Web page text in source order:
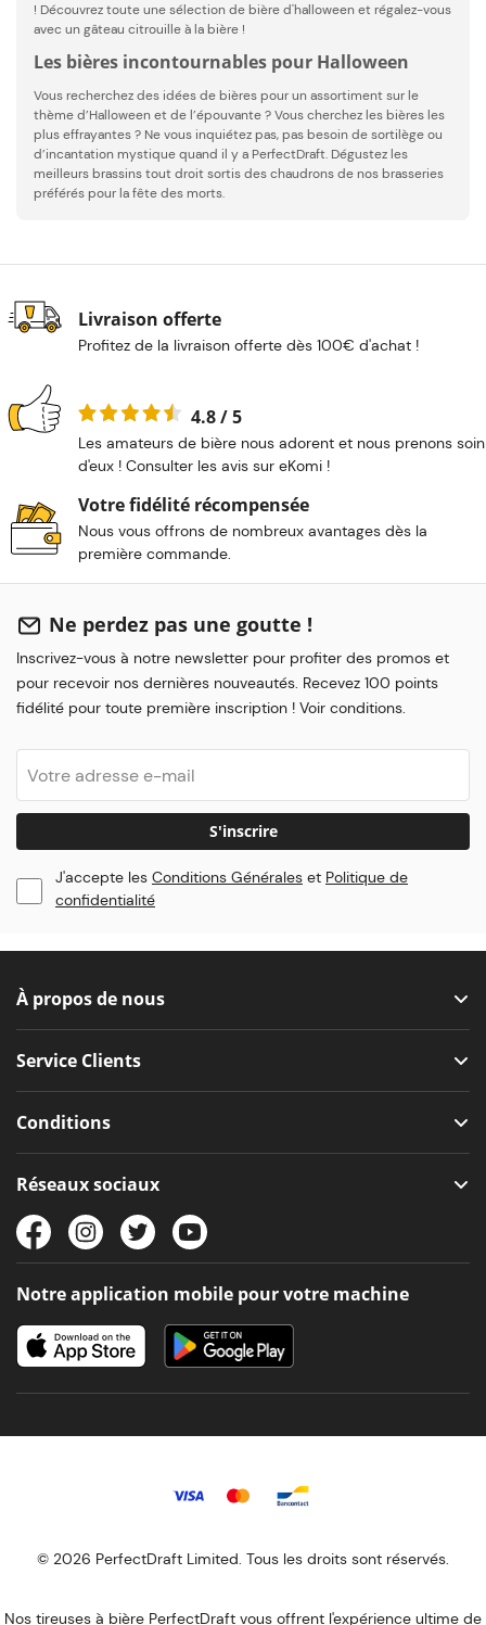
! Découvrez toute une sélection de bière d'halloween et régalez-vous
avec un gâteau citrouille à la bière !
Les bières incontournables pour Halloween
Vous recherchez des idées de bières pour un assortiment sur le
thème d’Halloween et de l’épouvante ? Vous cherchez les bières les
plus effrayantes ? Ne vous inquiétez pas, pas besoin de sortilège ou
d’incantation mystique quand il y a PerfectDraft. Dégustez les
meilleurs brassins tout droit sortis des chaudrons de nos brasseries
préférés pour la fête des morts.
Livraison offerte
Profitez de la livraison offerte dès 100€ d'achat !
4.8 / 5
Les amateurs de bière nous adorent et nous prenons soin
d'eux ! Consulter les avis sur eKomi !
Votre fidélité récompensée
Nous vous offrons de nombreux avantages dès la
première commande.
Ne perdez pas une goutte !
Inscrivez-vous à notre newsletter pour profiter des promos et
pour recevoir nos dernières nouveautés. Recevez 100 points
fidélité pour toute première inscription ! Voir conditions.
S'inscrire
J'accepte les Conditions Générales et Politique de
confidentialité
À propos de nous
Service Clients
Conditions
Réseaux sociaux
Notre application mobile pour votre machine
© 2026 PerfectDraft Limited. Tous les droits sont réservés.
Nos tireuses à bière PerfectDraft vous offrent l'expérience ultime de